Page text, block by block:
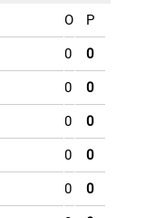
O P
0 0
0 0
0 0
0 0
0 0